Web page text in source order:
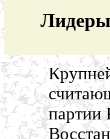
Лидеры